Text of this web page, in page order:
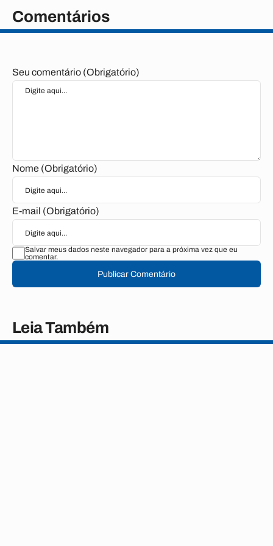
Comentários
Seu comentário (Obrigatório)
Nome (Obrigatório)
E-mail (Obrigatório)
Salvar meus dados neste navegador para a próxima vez que eu
comentar.
Publicar Comentário
Leia Também